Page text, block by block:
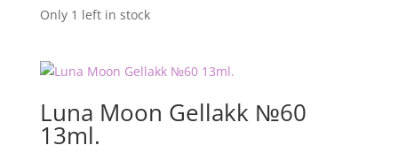
Only 1 left in stock
Luna Moon Gellakk №60
13ml.